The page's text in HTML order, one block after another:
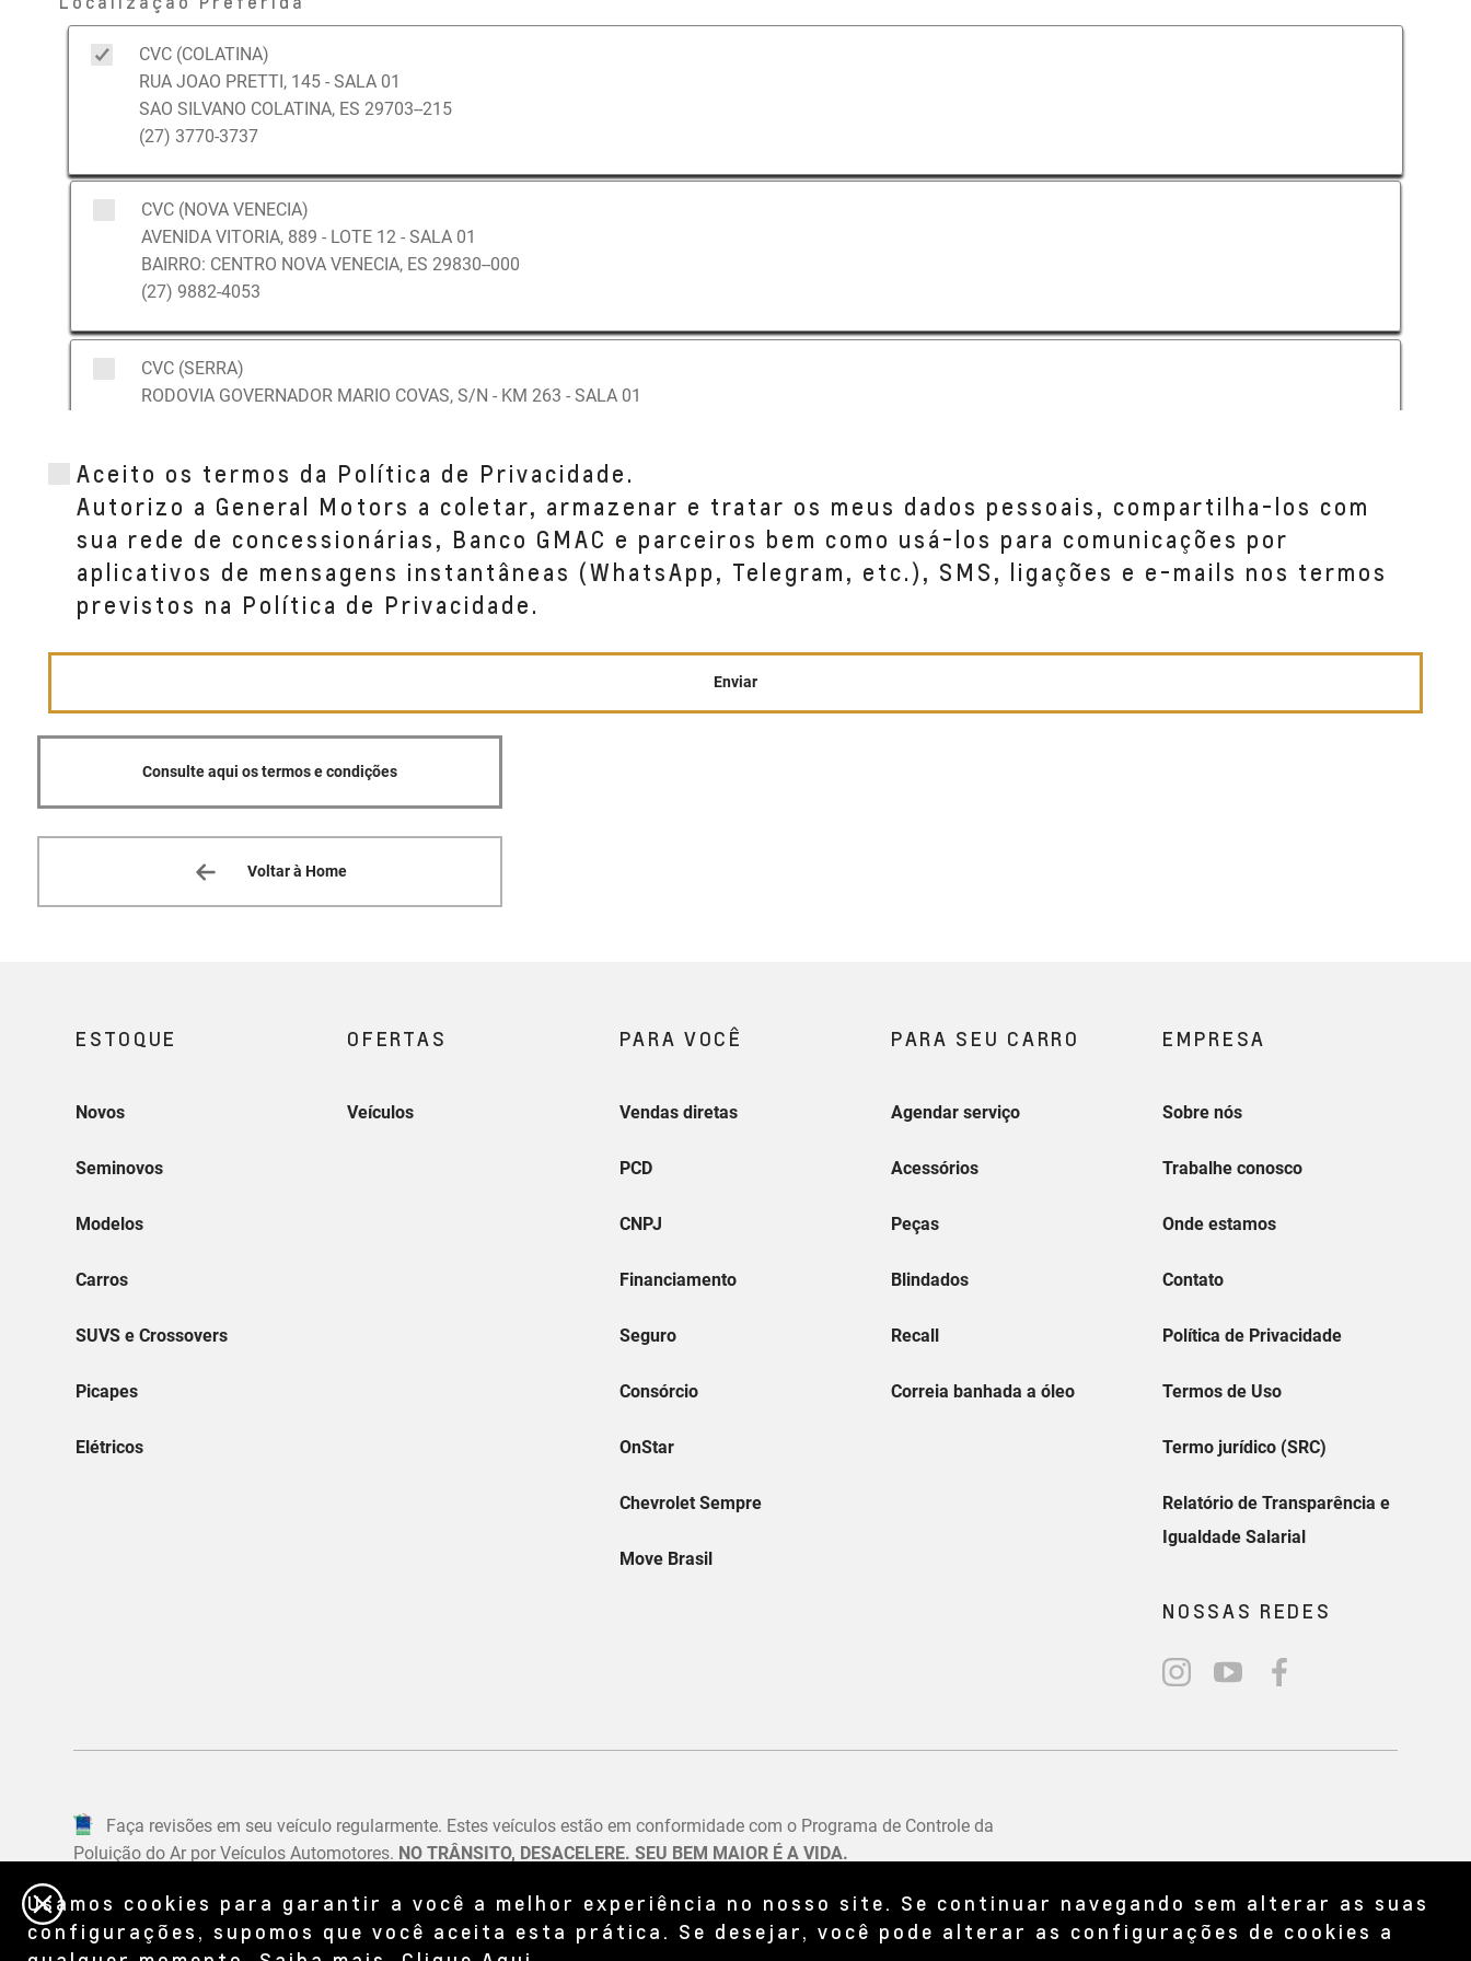
CVC (COLATINA)
RUA JOAO PRETTI, 145 - SALA 01
SAO SILVANO COLATINA, ES 29703--215
(27) 3770-3737
CVC (NOVA VENECIA)
AVENIDA VITORIA, 889 - LOTE 12 - SALA 01
BAIRRO: CENTRO NOVA VENECIA, ES 29830--000
(27) 9882-4053
CVC (SERRA)
RODOVIA GOVERNADOR MARIO COVAS, S/N - KM 263 - SALA 01
CVC (GUARAPARI)
AVENIDA GOVERNADOR JONES DOS SANTOS NEVES, 1.555 - SALA 01
BAIRRO: MUQUICABA GUARAPARI, ES 29215--002
(27) 9882-4053
AVENIDA RAUL NASSAR, 202 - SALA 01
BAIRRO: WALDIR FURTADO AMORIM CACHOEIRO DE ITAPEMIRIM, ES 29313--825
(28) 3526-2666
CVC (GUACUI)
RODOVIA BR 482, 3.391 - SALA 01
RUA JOAQUIM LEOPOLDINO LOPES, 142 - SALA 01
Aceito os termos da Política de Privacidade.
Autorizo a General Motors a coletar, armazenar e tratar os meus dados pessoais, compartilha-los com
sua rede de concessionárias, Banco GMAC e parceiros bem como usá-los para comunicações por
aplicativos de mensagens instantâneas (WhatsApp, Telegram, etc.), SMS, ligações e e-mails nos termos
previstos na Política de Privacidade.
Enviar
Consulte aqui os termos e condições
Voltar à Home
Usamos cookies para garantir a você a melhor experiência no nosso site. Se continuar navegando sem alterar as suas
configurações, supomos que você aceita esta prática. Se desejar, você pode alterar as configurações de cookies a